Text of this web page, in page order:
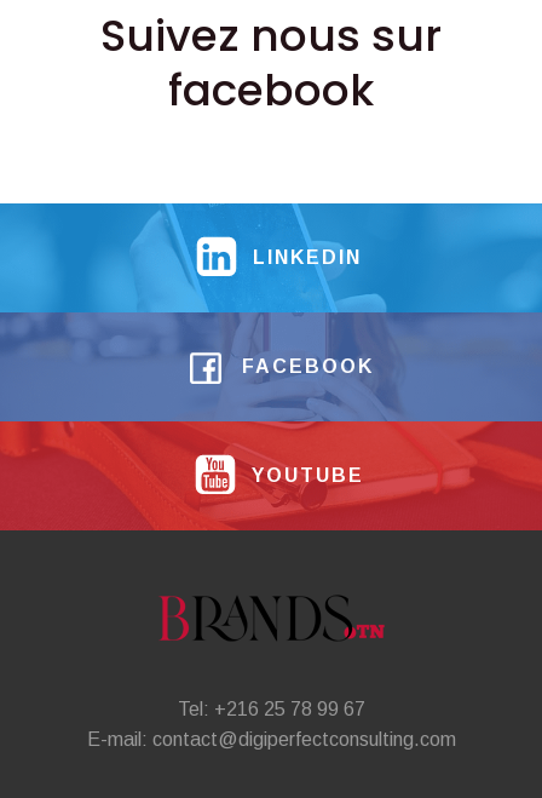
Suivez nous sur
facebook
LINKEDIN
FACEBOOK
YOUTUBE
Tel: +216 25 78 99 67
E-mail: contact@digiperfectconsulting.com